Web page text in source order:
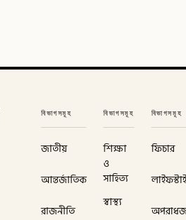
বিভাগসমূহ
জাতীয়
আন্তর্জাতিক
রাজনীতি
বিভাগসমূহ
শিক্ষা
ও
সাহিত্য
স্বাস্থ্য
বিভাগসমূহ
ফিচার